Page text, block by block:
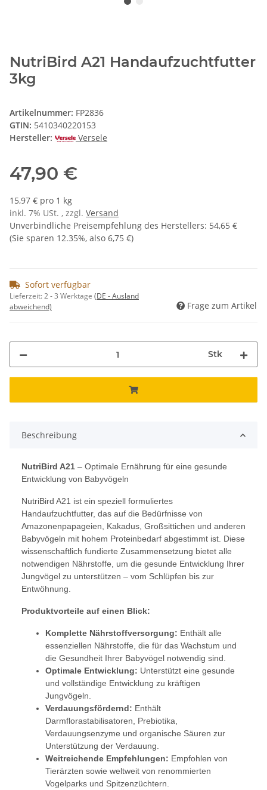
NutriBird A21 Handaufzuchtfutter
3kg
Artikelnummer: FP2836
GTIN: 5410340220153
Hersteller:
Versele
47,90 €
15,97 € pro 1 kg
inkl. 7% USt. , zzgl. Versand
Unverbindliche Preisempfehlung des Herstellers: 54,65 €
(Sie sparen 12.35%, also 6,75 €)
Sofort verfügbar
Lieferzeit:2 - 3 Werktage (DE - Ausland
abweichend)
Frage zum Artikel
Stk
Beschreibung
NutriBird A21 – Optimale Ernährung für eine gesunde
Entwicklung von Babyvögeln
NutriBird A21 ist ein speziell formuliertes
Handaufzuchtfutter, das auf die Bedürfnisse von
Amazonenpapageien, Kakadus, Großsittichen und anderen
Babyvögeln mit hohem Proteinbedarf abgestimmt ist. Diese
wissenschaftlich fundierte Zusammensetzung bietet alle
notwendigen Nährstoffe, um die gesunde Entwicklung Ihrer
Jungvögel zu unterstützen – vom Schlüpfen bis zur
Entwöhnung.
Produktvorteile auf einen Blick:
Komplette Nährstoffversorgung: Enthält alle
essenziellen Nährstoffe, die für das Wachstum und
die Gesundheit Ihrer Babyvögel notwendig sind.
Optimale Entwicklung: Unterstützt eine gesunde
und vollständige Entwicklung zu kräftigen
Jungvögeln.
Verdauungsfördernd: Enthält
Darmflorastabilisatoren, Prebiotika,
Verdauungsenzyme und organische Säuren zur
Unterstützung der Verdauung.
Weitreichende Empfehlungen: Empfohlen von
Tierärzten sowie weltweit von renommierten
Vogelparks und Spitzenzüchtern.